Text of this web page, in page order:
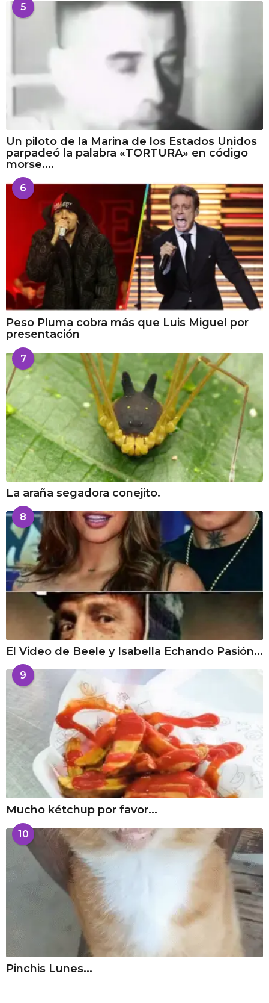
5
Un piloto de la Marina de los Estados Unidos
parpadeó la palabra «TORTURA» en código
morse....
6
Peso Pluma cobra más que Luis Miguel por
presentación
7
La araña segadora conejito.
8
El Video de Beele y Isabella Echando Pasión...
9
Mucho kétchup por favor...
10
Pinchis Lunes...